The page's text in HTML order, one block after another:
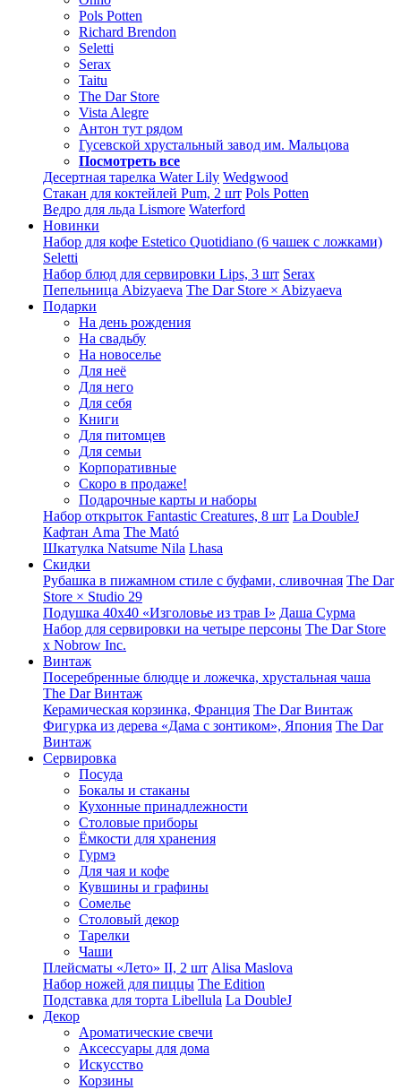
Pols Potten
Richard Brendon
Seletti
Serax
Taitu
The Dar Store
Vista Alegre
Антон тут рядом
Гусевской хрустальный завод им. Мальцова
Посмотреть все
Десертная тарелка Water Lily Wedgwood
Стакан для коктейлей Pum, 2 шт Pols Potten
Ведро для льда Lismore Waterford
Новинки
Набор для кофе Estetico Quotidiano (6 чашек с ложками)
Seletti
Набор блюд для сервировки Lips, 3 шт Serax
Пепельница Abizyaeva The Dar Store × Abizyaeva
Подарки
На день рождения
На свадьбу
На новоселье
Для неё
Для него
Для себя
Книги
Для питомцев
Для семьи
Корпоративные
Скоро в продаже!
Подарочные карты и наборы
Набор открыток Fantastic Creatures, 8 шт La DoubleJ
Кафтан Ama The Mató
Шкатулка Natsume Nila Lhasa
Скидки
Рубашка в пижамном стиле с буфами, сливочная The Dar
Store × Studio 29
Подушка 40x40 «Изголовье из трав I» Даша Сурма
Набор для сервировки на четыре персоны The Dar Store
х Nobrow Inc.
Винтаж
Посеребренные блюдце и ложечка, хрустальная чаша
The Dar Винтаж
Керамическая корзинка, Франция The Dar Винтаж
Фигурка из дерева «Дама с зонтиком», Япония The Dar
Винтаж
Сервировка
Посуда
Бокалы и стаканы
Кухонные принадлежности
Столовые приборы
Ëмкости для хранения
Гурмэ
Для чая и кофе
Кувшины и графины
Сомелье
Столовый декор
Тарелки
Чаши
Плейсматы «Лето» II, 2 шт Alisa Maslova
Набор ножей для пиццы The Edition
Подставка для торта Libellula La DoubleJ
Декор
Ароматические свечи
Аксессуары для дома
Искусство
Корзины